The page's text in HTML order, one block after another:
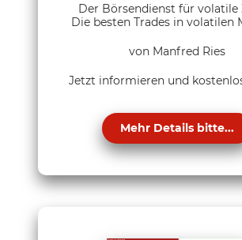
Der Börsendienst für volatile
Die besten Trades in volatilen
von Manfred Ries
Jetzt informieren und
Mehr Details bitte...